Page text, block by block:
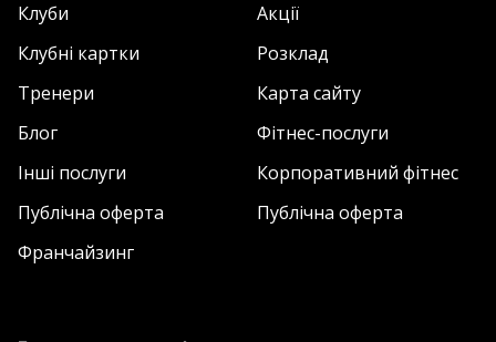
Клуби
Акції
Клубні картки
Розклад
Тренери
Карта сайту
Блог
Фітнес-послуги
Інші послуги
Корпоративний фітнес
Публічна оферта
Публічна оферта
Франчайзинг